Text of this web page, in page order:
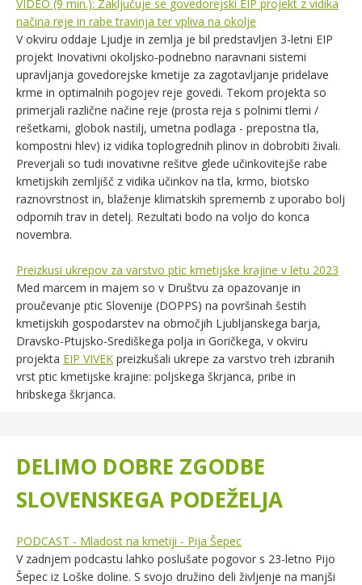
VIDEO (9 min.): Zaključuje se govedorejski EIP projekt z vidika
načina reje in rabe travinja ter vpliva na okolje
V okviru oddaje Ljudje in zemlja je bil predstavljen 3-letni EIP
projekt Inovativni okoljsko-podnebno naravnani sistemi
upravljanja govedorejske kmetije za zagotavljanje pridelave
krme in optimalnih pogojev reje govedi. Tekom projekta so
primerjali različne načine reje (prosta reja s polnimi tlemi /
rešetkami, globok nastilj, umetna podlaga - prepostna tla,
kompostni hlev) iz vidika toplogrednih plinov in dobrobiti živali.
Preverjali so tudi inovativne rešitve glede učinkovitejše rabe
kmetijskih zemljišč z vidika učinkov na tla, krmo, biotsko
raznovrstnost in, blaženje klimatskih sprememb z uporabo bolj
odpornih trav in detelj. Rezultati bodo na voljo do konca
novembra.
Preizkusi ukrepov za varstvo ptic kmetijske krajine v letu 2023
Med marcem in majem so v Društvu za opazovanje in
proučevanje ptic Slovenije (DOPPS) na površinah šestih
kmetijskih gospodarstev na območjih Ljubljanskega barja,
Dravsko-Ptujsko-Središkega polja in Goričkega, v okviru
projekta EIP VIVEK preizkušali ukrepe za varstvo treh izbranih
vrst ptic kmetijske krajine: poljskega škrjanca, pribe in
hribskega škrjanca.
DELIMO DOBRE ZGODBE
SLOVENSKEGA PODEŽELJA
PODCAST - Mladost na kmetiji - Pija Šepec
V zadnjem podcastu lahko poslušate pogovor s 23-letno Pijo
Šepec iz Loške doline. S svojo družino deli življenje na manjši